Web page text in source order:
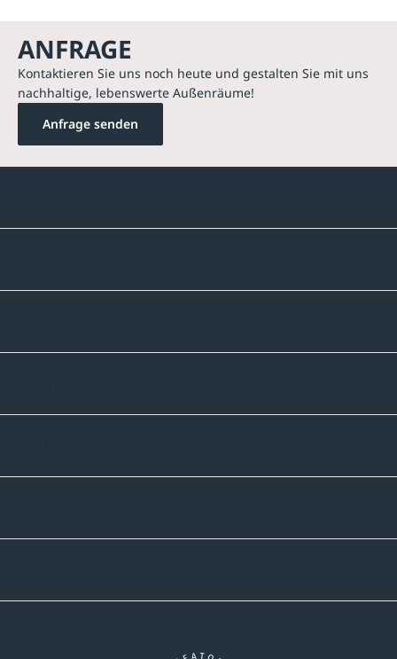
ANFRAGE
Kontaktieren Sie uns noch heute und gestalten Sie mit uns
nachhaltige, lebenswerte Außenräume!
Anfrage senden